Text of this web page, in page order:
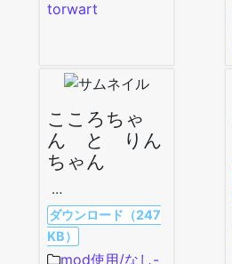
torwart
こころちゃ
ん と りん
ちゃん
…
ダウンロード（247
KB）
mod使用/なし-